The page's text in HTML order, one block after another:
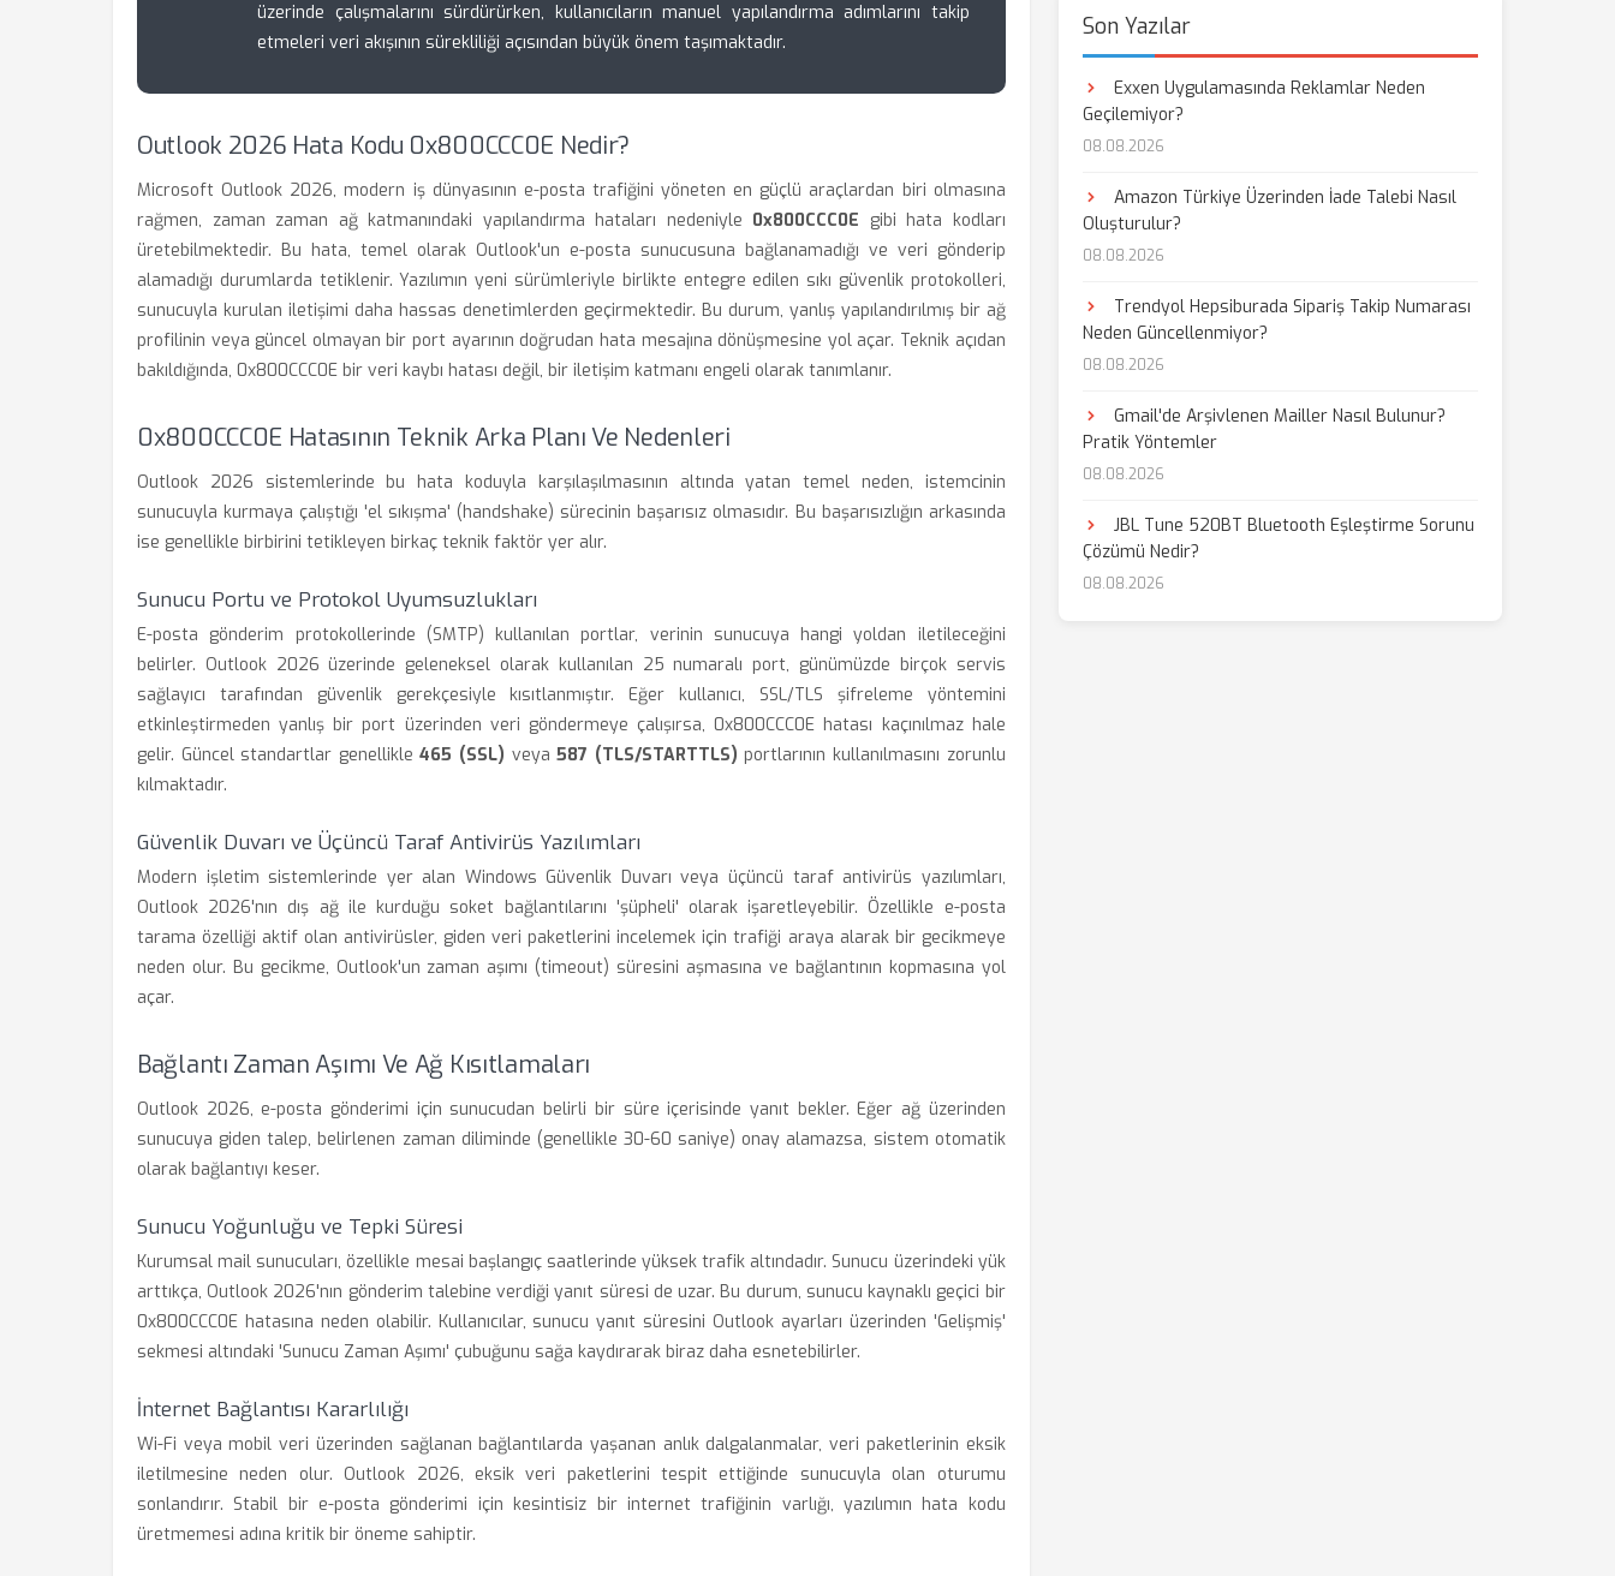
üzerinde çalışmalarını sürdürürken, kullanıcıların manuel yapılandırma adımlarını takip
etmeleri veri akışının sürekliliği açısından büyük önem taşımaktadır.
Outlook 2026 Hata Kodu 0x800CCC0E Nedir?
Microsoft Outlook 2026, modern iş dünyasının e-posta trafiğini yöneten en güçlü araçlardan biri olmasına
rağmen, zaman zaman ağ katmanındaki yapılandırma hataları nedeniyle 0x800CCC0E gibi hata kodları
üretebilmektedir. Bu hata, temel olarak Outlook'un e-posta sunucusuna bağlanamadığı ve veri gönderip
alamadığı durumlarda tetiklenir. Yazılımın yeni sürümleriyle birlikte entegre edilen sıkı güvenlik protokolleri,
sunucuyla kurulan iletişimi daha hassas denetimlerden geçirmektedir. Bu durum, yanlış yapılandırılmış bir ağ
profilinin veya güncel olmayan bir port ayarının doğrudan hata mesajına dönüşmesine yol açar. Teknik açıdan
bakıldığında, 0x800CCC0E bir veri kaybı hatası değil, bir iletişim katmanı engeli olarak tanımlanır.
0x800CCC0E Hatasının Teknik Arka Planı Ve Nedenleri
Outlook 2026 sistemlerinde bu hata koduyla karşılaşılmasının altında yatan temel neden, istemcinin
sunucuyla kurmaya çalıştığı 'el sıkışma' (handshake) sürecinin başarısız olmasıdır. Bu başarısızlığın arkasında
ise genellikle birbirini tetikleyen birkaç teknik faktör yer alır.
Sunucu Portu ve Protokol Uyumsuzlukları
E-posta gönderim protokollerinde (SMTP) kullanılan portlar, verinin sunucuya hangi yoldan iletileceğini
belirler. Outlook 2026 üzerinde geleneksel olarak kullanılan 25 numaralı port, günümüzde birçok servis
sağlayıcı tarafından güvenlik gerekçesiyle kısıtlanmıştır. Eğer kullanıcı, SSL/TLS şifreleme yöntemini
etkinleştirmeden yanlış bir port üzerinden veri göndermeye çalışırsa, 0x800CCC0E hatası kaçınılmaz hale
gelir. Güncel standartlar genellikle465 (SSL) veya587 (TLS/STARTTLS) portlarının kullanılmasını zorunlu
kılmaktadır.
Güvenlik Duvarı ve Üçüncü Taraf Antivirüs Yazılımları
Modern işletim sistemlerinde yer alan Windows Güvenlik Duvarı veya üçüncü taraf antivirüs yazılımları,
Outlook 2026'nın dış ağ ile kurduğu soket bağlantılarını 'şüpheli' olarak işaretleyebilir. Özellikle e-posta
tarama özelliği aktif olan antivirüsler, giden veri paketlerini incelemek için trafiği araya alarak bir gecikmeye
neden olur. Bu gecikme, Outlook'un zaman aşımı (timeout) süresini aşmasına ve bağlantının kopmasına yol
açar.
Bağlantı Zaman Aşımı Ve Ağ Kısıtlamaları
Outlook 2026, e-posta gönderimi için sunucudan belirli bir süre içerisinde yanıt bekler. Eğer ağ üzerinden
sunucuya giden talep, belirlenen zaman diliminde (genellikle 30-60 saniye) onay alamazsa, sistem otomatik
olarak bağlantıyı keser.
Sunucu Yoğunluğu ve Tepki Süresi
Kurumsal mail sunucuları, özellikle mesai başlangıç saatlerinde yüksek trafik altındadır. Sunucu üzerindeki yük
arttıkça, Outlook 2026'nın gönderim talebine verdiği yanıt süresi de uzar. Bu durum, sunucu kaynaklı geçici bir
0x800CCC0E hatasına neden olabilir. Kullanıcılar, sunucu yanıt süresini Outlook ayarları üzerinden 'Gelişmiş'
sekmesi altındaki 'Sunucu Zaman Aşımı' çubuğunu sağa kaydırarak biraz daha esnetebilirler.
İnternet Bağlantısı Kararlılığı
Wi-Fi veya mobil veri üzerinden sağlanan bağlantılarda yaşanan anlık dalgalanmalar, veri paketlerinin eksik
iletilmesine neden olur. Outlook 2026, eksik veri paketlerini tespit ettiğinde sunucuyla olan oturumu
sonlandırır. Stabil bir e-posta gönderimi için kesintisiz bir internet trafiğinin varlığı, yazılımın hata kodu
üretmemesi adına kritik bir öneme sahiptir.
Son Yazılar
Exxen Uygulamasında Reklamlar Neden
Geçilemiyor?
08.08.2026
Amazon Türkiye Üzerinden İade Talebi Nasıl
Oluşturulur?
08.08.2026
Trendyol Hepsiburada Sipariş Takip Numarası
Neden Güncellenmiyor?
08.08.2026
Gmail'de Arşivlenen Mailler Nasıl Bulunur?
Pratik Yöntemler
08.08.2026
JBL Tune 520BT Bluetooth Eşleştirme Sorunu
Çözümü Nedir?
08.08.2026